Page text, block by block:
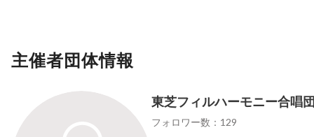
主催者団体情報
東芝フィルハーモニー合唱
フォロワー数：129